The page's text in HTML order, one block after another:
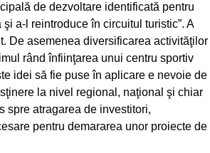
de dezvoltare identificată pentru
a-l reintroduce în circuitul turistic”. A
De asemenea diversificarea activităţilor
rând înfiinţarea unui centru sportiv
idei să fie puse în aplicare e nevoie de
la nivel regional, naţional şi chiar
spre atragarea de investitori,
pentru demararea unor proiecte de